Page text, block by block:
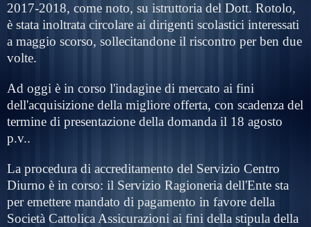
2017-2018, come noto, su istruttoria del Dott. Rotolo,
è stata inoltrata circolare ai dirigenti scolastici interessati
a maggio scorso, sollecitandone il riscontro per ben due
volte.
Ad oggi è in corso l'indagine di mercato ai fini
dell'acquisizione della migliore offerta, con scadenza del
termine di presentazione della domanda il 18 agosto
p.v..
La procedura di accreditamento del Servizio Centro
Diurno è in corso: il Servizio Ragioneria dell'Ente sta
per emettere mandato di pagamento in favore della
Società Cattolica Assicurazioni ai fini della stipula della